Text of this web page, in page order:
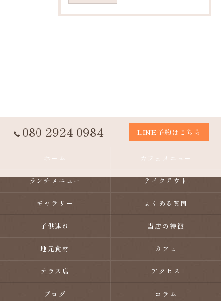
080-2924-0984 LINE予約はこちら
ホーム カフェメニュー
ランチメニュー テイクアウト
ギャラリー よくある質問
子供連れ 当店の特徴
地元食材 カフェ
テラス席 アクセス
ブログ コラム